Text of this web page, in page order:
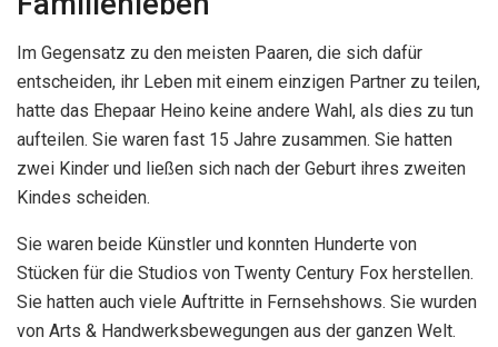
Im Gegensatz zu den meisten Paaren, die sich dafür
entscheiden, ihr Leben mit einem einzigen Partner zu teilen,
hatte das Ehepaar Heino keine andere Wahl, als dies zu tun
aufteilen. Sie waren fast 15 Jahre zusammen. Sie hatten
zwei Kinder und ließen sich nach der Geburt ihres zweiten
Kindes scheiden.
Sie waren beide Künstler und konnten Hunderte von
Stücken für die Studios von Twenty Century Fox herstellen.
Sie hatten auch viele Auftritte in Fernsehshows. Sie wurden
von Arts & Handwerksbewegungen aus der ganzen Welt.